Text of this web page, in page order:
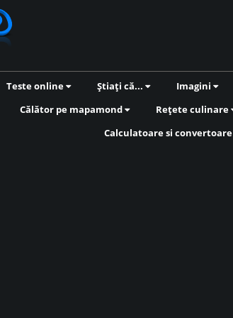
Teste online Știați că... Imagini
Călător pe mapamond Rețete culinare
Calculatoare si convertoare